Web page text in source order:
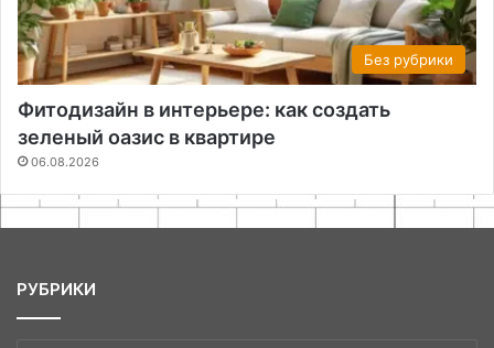
Без рубрики
Фитодизайн в интерьере: как создать
зеленый оазис в квартире
06.08.2026
РУБРИКИ